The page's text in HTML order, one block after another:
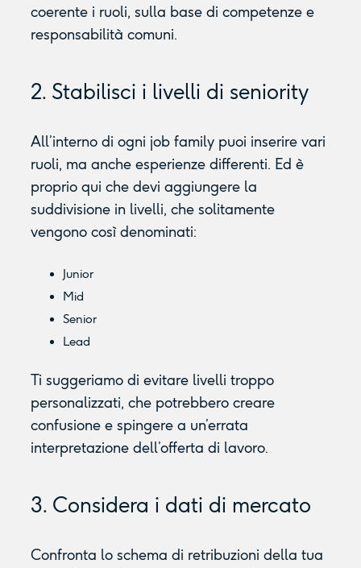
coerente i ruoli, sulla base di competenze e
responsabilità comuni.
2. Stabilisci i livelli di seniority
All’interno di ogni job family puoi inserire vari
ruoli, ma anche esperienze differenti. Ed è
proprio qui che devi aggiungere la
suddivisione in livelli, che solitamente
vengono così denominati:
Junior
Mid
Senior
Lead
Ti suggeriamo di evitare livelli troppo
personalizzati, che potrebbero creare
confusione e spingere a un’errata
interpretazione dell’offerta di lavoro.
3. Considera i dati di mercato
Confronta lo schema di retribuzioni della tua